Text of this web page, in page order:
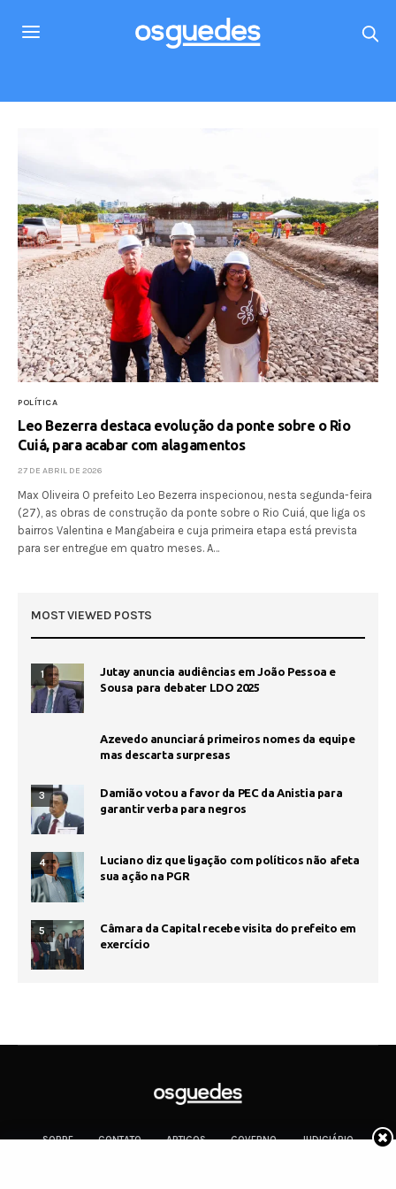
POLÍTICA
Leo Bezerra destaca evolução da ponte sobre o Rio
Cuiá, para acabar com alagamentos
27 DE ABRIL DE 2026
Max Oliveira O prefeito Leo Bezerra inspecionou, nesta segunda-feira
(27), as obras de construção da ponte sobre o Rio Cuiá, que liga os
bairros Valentina e Mangabeira e cuja primeira etapa está prevista
para ser entregue em quatro meses. A…
MOST VIEWED POSTS
1
Jutay anuncia audiências em João Pessoa e
Sousa para debater LDO 2025
Azevedo anunciará primeiros nomes da equipe
mas descarta surpresas
3
Damião votou a favor da PEC da Anistia para
garantir verba para negros
4
Luciano diz que ligação com políticos não afeta
sua ação na PGR
5
Câmara da Capital recebe visita do prefeito em
exercício
SOBRE CONTATO ARTIGOS GOVERNO
JUDICIÁRIO